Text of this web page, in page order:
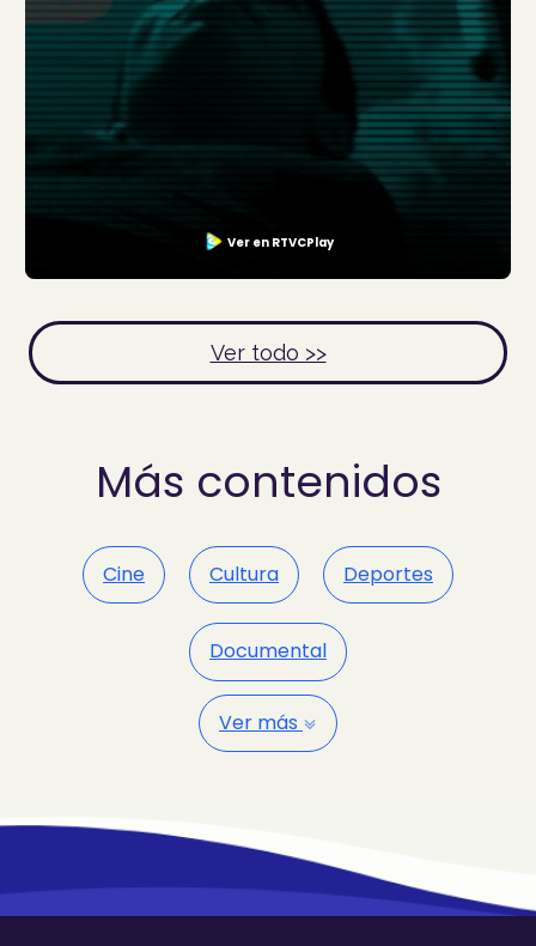
Ver en RTVCPlay
Ver todo >>
Más contenidos
Cine Cultura Deportes
Documental
Ver más